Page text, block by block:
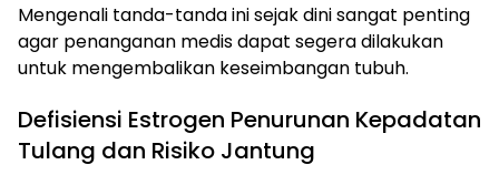
Mengenali tanda-tanda ini sejak dini sangat penting
agar penanganan medis dapat segera dilakukan
untuk mengembalikan keseimbangan tubuh.
Defisiensi Estrogen Penurunan Kepadatan
Tulang dan Risiko Jantung